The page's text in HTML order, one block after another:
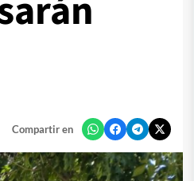
Compartir en